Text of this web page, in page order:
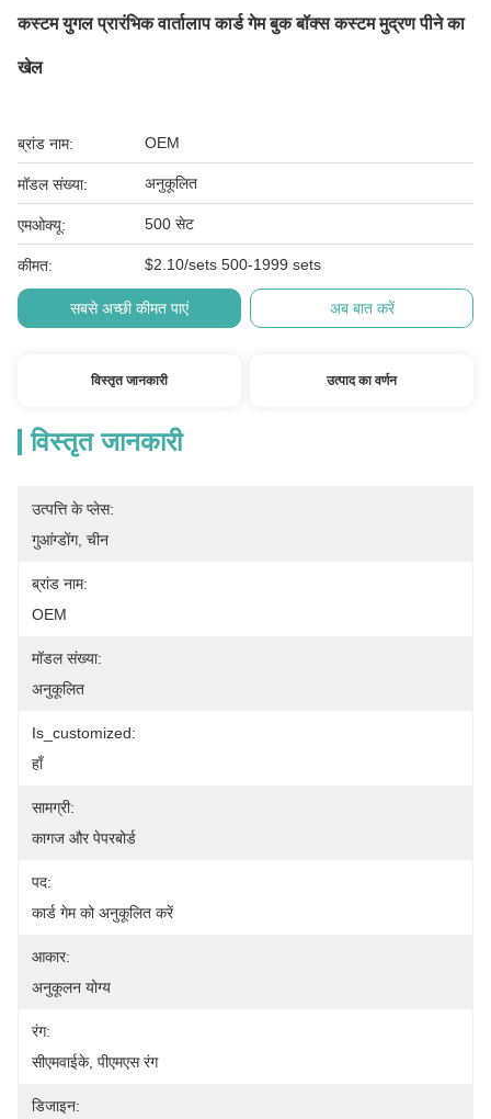
कस्टम युगल प्रारंभिक वार्तालाप कार्ड गेम बुक बॉक्स कस्टम मुद्रण पीने का
खेल
ब्रांड नाम: OEM
मॉडल संख्या: अनुकूलित
एमओक्यू: 500 सेट
कीमत: $2.10/sets 500-1999 sets
सबसे अच्छी कीमत पाएं अब बात करें
विस्तृत जानकारी उत्पाद का वर्णन
विस्तृत जानकारी
उत्पत्ति के प्लेस:
गुआंग्डोंग, चीन
ब्रांड नाम:
OEM
मॉडल संख्या:
अनुकूलित
Is_customized:
हाँ
सामग्री:
कागज और पेपरबोर्ड
पद:
कार्ड गेम को अनुकूलित करें
आकार:
अनुकूलन योग्य
रंग:
सीएमवाईके, पीएमएस रंग
डिजाइन: